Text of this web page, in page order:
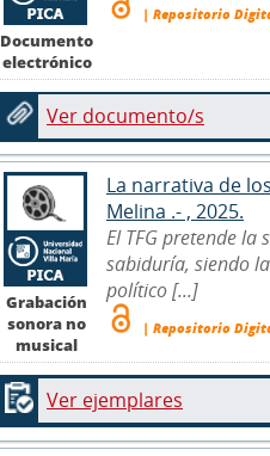
Documento
electrónico
| Repositorio
Ver documento/s
Grabación
sonora no
musical
La narrativa de
Melina .- , 2025.
El TFG pretende
sabiduría, siendo
político [...]
| Repositorio
Ver ejemplares